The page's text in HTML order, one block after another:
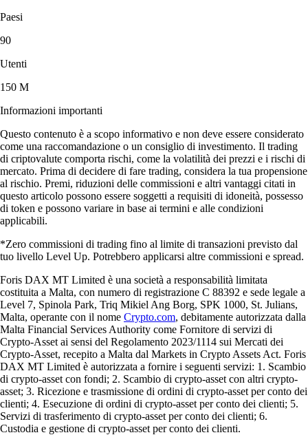
Paesi
90
Utenti
150 M
Informazioni importanti
Questo contenuto è a scopo informativo e non deve essere considerato
come una raccomandazione o un consiglio di investimento. Il trading
di criptovalute comporta rischi, come la volatilità dei prezzi e i rischi di
mercato. Prima di decidere di fare trading, considera la tua propensione
al rischio. Premi, riduzioni delle commissioni e altri vantaggi citati in
questo articolo possono essere soggetti a requisiti di idoneità, possesso
di token e possono variare in base ai termini e alle condizioni
applicabili.
*Zero commissioni di trading fino al limite di transazioni previsto dal
tuo livello Level Up. Potrebbero applicarsi altre commissioni e spread.
Foris DAX MT Limited è una società a responsabilità limitata
costituita a Malta, con numero di registrazione C 88392 e sede legale a
Level 7, Spinola Park, Triq Mikiel Ang Borg, SPK 1000, St. Julians,
Malta, operante con il nome Crypto.com, debitamente autorizzata dalla
Malta Financial Services Authority come Fornitore di servizi di
Crypto-Asset ai sensi del Regolamento 2023/1114 sui Mercati dei
Crypto-Asset, recepito a Malta dal Markets in Crypto Assets Act. Foris
DAX MT Limited è autorizzata a fornire i seguenti servizi: 1. Scambio
di crypto-asset con fondi; 2. Scambio di crypto-asset con altri crypto-
asset; 3. Ricezione e trasmissione di ordini di crypto-asset per conto dei
clienti; 4. Esecuzione di ordini di crypto-asset per conto dei clienti; 5.
Servizi di trasferimento di crypto-asset per conto dei clienti; 6.
Custodia e gestione di crypto-asset per conto dei clienti.